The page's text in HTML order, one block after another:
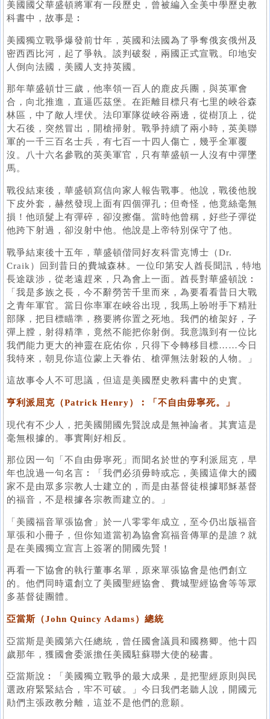
美國國父華盛頓將軍有一段歷史，曾被編入全美中學歷史教
科書中，故事是︰
美國獨立戰爭爆發前廿年，英國和法國為了爭奪俄亥俄州及
密西西比河，起了爭執。談判破裂，兩國正式宣戰。印地安
人倒向法國，美國人支持英國。
那年華盛頓廿三歲，他率領一百人的鹿皮兵團，與英軍會
合，向北推進，直逼匹茲堡。在距離目標只有七里的峽谷森
林區，中了敵人埋伏。法印軍隊從峽谷兩邊，從樹頂上，從
大石後，突然冒出，開槍掃射。戰爭持續了兩小時，英美聯
軍的一千三百名士兵，有七百一十四人傷亡，幾乎全軍覆
沒。八十六名參戰的英美軍官，只有華盛頓一人沒有中彈墜
馬。
戰役結束後，華盛頓寫信向家人報告戰事。他說，戰後他脫
下皮外套，赫然發現上面有四個彈孔；但奇怪，他竟絲毫無
損！他頭髮上有彈碎，卻沒擦傷。當時他曾稱，好些子彈從
他跨下射過，卻沒射中他。他說是上帝特別保守了他。
戰爭結束後十五年，華盛頓偕同好友科雷克博士（Dr.
Craik）回到昔日的費城森林。一位印第安人酋長聞訊，特地
長途跋涉，從老遠趕來，只為會上一面。酋長對華盛頓說︰
「我是多族之長，今不辭勞苦千里而來，為要看看昔日大戰
之青年軍官。當日你率軍在峽谷出現，我馬上吩咐手下精壯
部隊，把目標瞄準，務要將你置之死地。我們的槍架好，子
彈上膛，射得精準，竟然不能把你射倒。我意識到有一位比
我們能力更大的神靈在庇佑你，只得下令轉移目標……今日
我特來，朝見你這位蒙上天眷佑、槍彈無法射殺的人物。」
這故事令人不可思議，但這是美國歷史教科書中的史實。
亨利派屈克（Patrick Henry）︰「不自由毋寧死。」
現代有不少人，把美國開國先賢說成是無神論者。其實這是
毫無根據的。事實剛好相反。
那位因一句「不自由毋寧死」而聞名於世的亨利派屈克，早
年也說過一句名言︰「我們必須毋時或忘，美國這偉大的國
家不是由眾多宗教人士建立的，而是由基督徒根據耶穌基督
的福音，不是根據各宗教而建立的。」
「美國福音單張協會」於一八零零年成立，至今仍出版福音
單張和小冊子，但你知道當初為協會寫福音傳單的是誰？就
是在美國獨立宣言上簽署的開國先賢！
再看一下協會的執行董事名單，原來單張協會是他們創立
的。他們同時還創立了美國聖經協會、費城聖經協會等等眾
多基督徒團體。
亞當斯（John Quincy Adams）總統
亞當斯是美國第六任總統，曾任國會議員和國務卿。他十四
歲那年，獲國會委派擔任美國駐蘇聯大使的秘書。
亞當斯說︰「美國獨立戰爭的最大成果，是把聖經原則與民
選政府緊緊結合，牢不可破。」今日我們老聽人說，開國元
勛們主張政教分離，這並不是他們的意願。